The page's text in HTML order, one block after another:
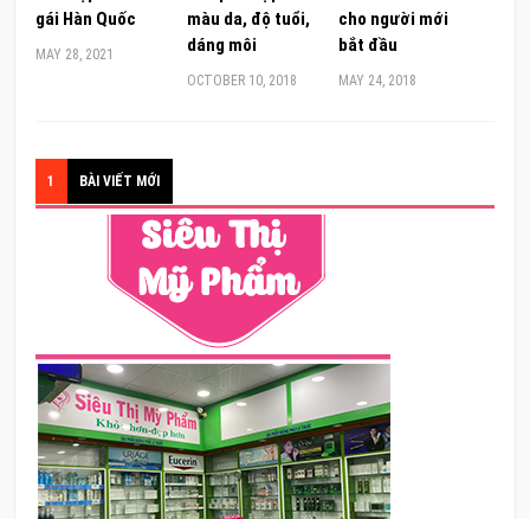
gái Hàn Quốc
MAY 28, 2021
màu da, độ tuổi,
dáng môi
OCTOBER 10, 2018
cho người mới
bắt đầu
MAY 24, 2018
1 BÀI VIẾT MỚI